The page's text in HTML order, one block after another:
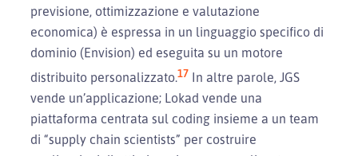
previsione, ottimizzazione e valutazione
economica) è espressa in un linguaggio specifico di
dominio (Envision) ed eseguita su un motore
distribuito personalizzato.17 In altre parole, JGS
vende un’applicazione; Lokad vende una
piattaforma centrata sul coding insieme a un team
di “supply chain scientists” per costruire